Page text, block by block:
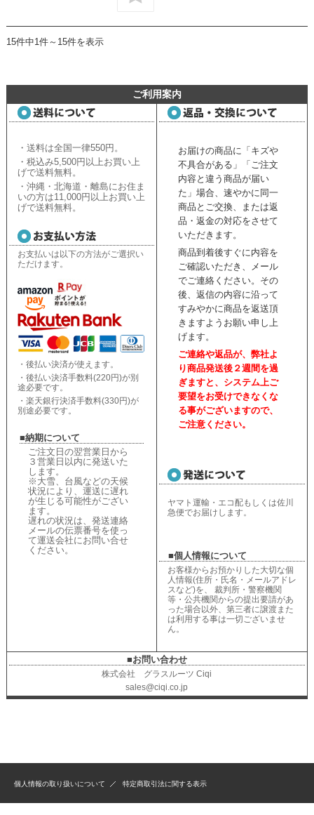
15件中1件～15件を表示
ご利用案内
・送料は全国一律550円。
・税込み5,500円以上お買い上
げで送料無料。
・沖縄・北海道・離島にお住ま
いの方は11,000円以上お買い上
げで送料無料。
お支払いは以下の方法がご選択い
ただけます。
・後払い決済が使えます。
・後払い決済手数料(220円)が別
途必要です。
・楽天銀行決済手数料(330円)が
別途必要です。
■納期について
ご注文日の翌営業日から
３営業日以内に発送いた
します。
※大雪、台風などの天候
状況により、 運送に遅れ
が生じる可能性がござい
ます。
遅れの状況は、 発送連絡
メールの伝票番号を使っ
て運送会社にお問い合せ
ください。
お届けの商品に「キズや
不具合がある」「ご注文
内容と違う商品が届い
た」場合、速やかに同一
商品とご交換、または返
品・返金の対応をさせて
いただきます。
商品到着後すぐに内容を
ご確認いただき、
メール
でご連絡ください。 その
後、返信の内容に沿って
すみやかに商品を返送頂
きますようお願い申し上
げます。
ご連絡や返品が、弊社よ
り商品発送後２週間を過
ぎますと、 システム上ご
要望をお受けできなくな
る事がございますので、
ご注意ください。
ヤマト運輸・エコ配もしくは佐川
急便でお届けします。
■個人情報について
お客様からお預かりした大切な個
人情報(住所・氏名・メールアドレ
スなど)を、 裁判所・警察機関
等・公共機関からの提出要請があ
った場合以外、第三者に譲渡また
は利用する事は一切ございませ
ん。
■お問い合わせ
株式会社 グラスルーツ Ciqi
sales@ciqi.co.jp
個人情報の取り扱いについて 特定商取引法に関する表示